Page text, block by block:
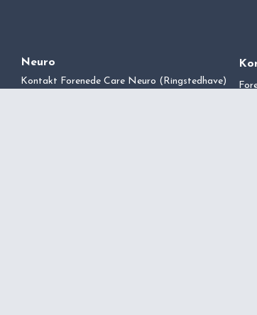
Neuro
Kontakt Forenede Care Neuro (Ringstedhave)